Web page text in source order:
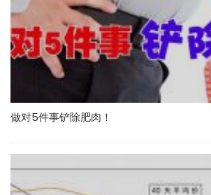
做对5件事铲除肥肉！